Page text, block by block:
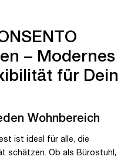
– Modernes
für Dein
Wohnbereich
ist ideal für alle, die
schätzen. Ob als Bürostuhl,